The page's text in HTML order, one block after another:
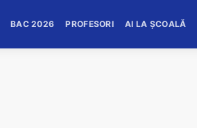
BAC 2026 PROFESORI AI LA ȘCOALĂ